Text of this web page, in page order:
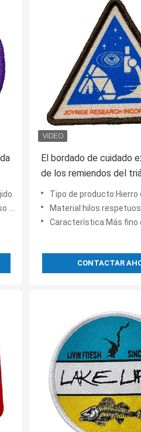
El bordado de cuidado
de los remiendos del
remienda el hierro en la
Merrowed
Tipo de producto:Hierro en
Material:hilos respetuosos del medio
Característica:Más fino que
CONTACTAR